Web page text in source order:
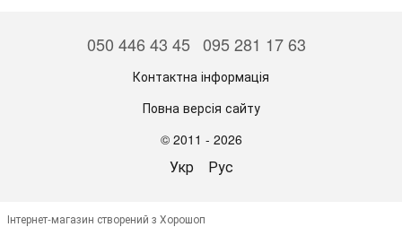
050 446 43 45 095 281 17 63
Контактна інформація
Повна версія сайту
© 2011 - 2026
Укр Рус
Інтернет-магазин створений з Хорошоп